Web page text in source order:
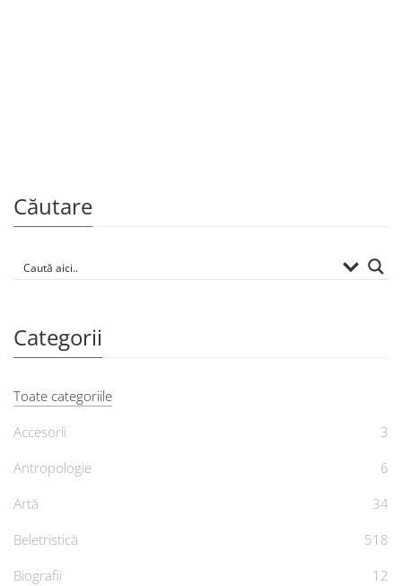
Căutare
Categorii
Toate categoriile
Accesorii
3
Antropologie
6
Artă
34
Beletristică
518
Biografii
12